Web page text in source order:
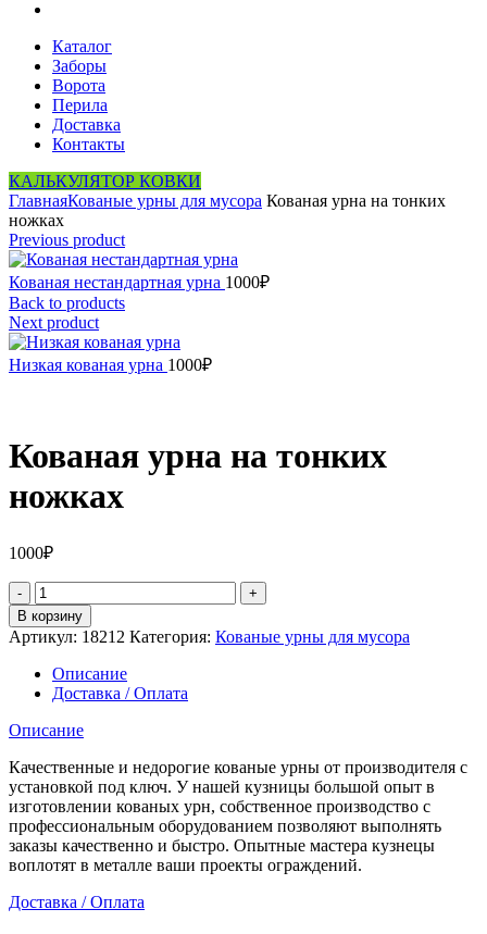
Каталог
Заборы
Ворота
Перила
Доставка
Контакты
КАЛЬКУЛЯТОР КОВКИ
ГлавнаяКованые урны для мусора Кованая урна на тонких
ножках
Previous product
Кованая нестандартная урна 1000₽
Back to products
Next product
Низкая кованая урна 1000₽
Кованая урна на тонких
ножках
1000₽
Количество
товара
Кованая
урна
на
тонких
ножках
В корзину
Артикул: 18212 Категория: Кованые урны для мусора
Описание
Доставка / Оплата
Описание
Качественные и недорогие кованые урны от производителя с
установкой под ключ. У нашей кузницы большой опыт в
изготовлении кованых урн, собственное производство с
профессиональным оборудованием позволяют выполнять
заказы качественно и быстро. Опытные мастера кузнецы
воплотят в металле ваши проекты ограждений.
Доставка / Оплата